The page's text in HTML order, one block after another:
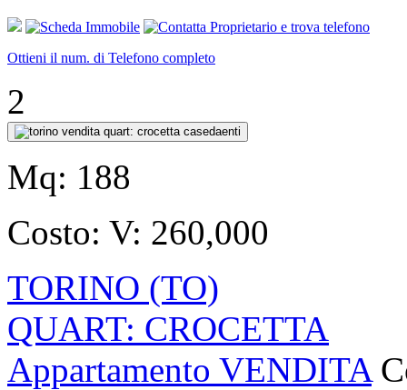
Ottieni il num. di Telefono completo
2
Mq: 188
Costo: V: 260,000
TORINO (TO)
QUART: CROCETTA
Appartamento VENDITA